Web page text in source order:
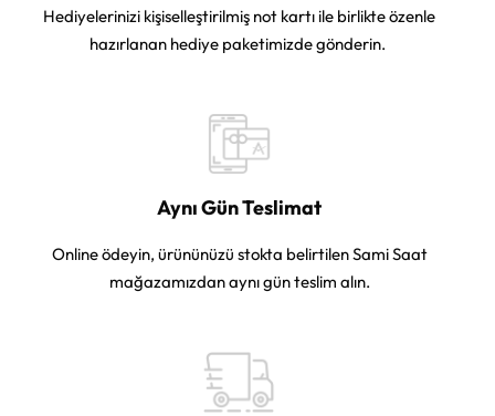
Hediyelerinizi kişiselleştirilmiş not kartı ile birlikte özenle
hazırlanan hediye paketimizde gönderin.
Aynı Gün Teslimat
Online ödeyin, ürününüzü stokta belirtilen Sami Saat
mağazamızdan aynı gün teslim alın.